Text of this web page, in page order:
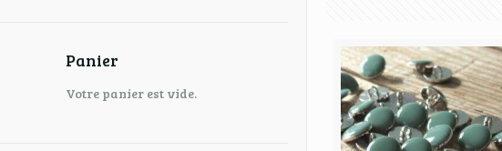
Panier
Votre panier est vide.